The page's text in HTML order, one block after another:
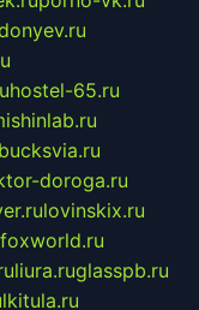
hostel-65.ru
doroga.ru
lovinskix.ru
liura.ruglasspb.ru